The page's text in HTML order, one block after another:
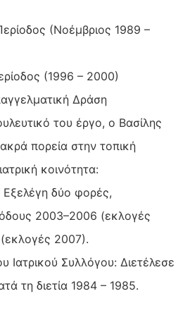
(Νοέμβριος 1989 –
(1996 – 2000)
Δράση
του έργο, ο Βασίλης
πορεία στην τοπική
κοινότητα:
δύο φορές,
2003–2006 (εκλογές
2007).
Ιατρικού Συλλόγου: Διετέλεσε
τη διετία 1984 – 1985.